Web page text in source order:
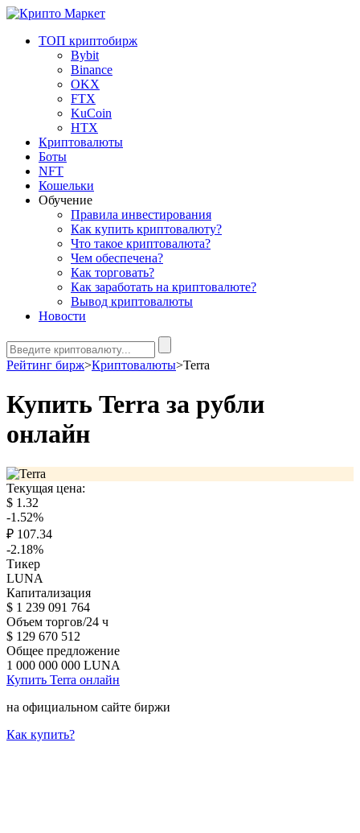
ТОП криптобирж
Bybit
Binance
OKX
FTX
KuCoin
HTX
Криптовалюты
Боты
NFT
Кошельки
Обучение
Правила инвестирования
Как купить криптовалюту?
Что такое криптовалюта?
Чем обеспечена?
Как торговать?
Как заработать на криптовалюте?
Вывод криптовалюты
Новости
Рейтинг бирж>Криптовалюты>Terra
Купить Terra за рубли
онлайн
Текущая цена:
$ 1.32
-1.52%
₽ 107.34
-2.18%
Тикер
LUNA
Капитализация
$ 1 239 091 764
Объем торгов/24 ч
$ 129 670 512
Общее предложение
1 000 000 000 LUNA
Купить Terra онлайн
на официальном сайте биржи
Как купить?